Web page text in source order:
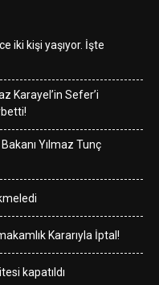
iki kişi yaşıyor. İşte
Karayel’in Sefer’i
Yılmaz Tunç
Kararıyla İptal!
kapatıldı